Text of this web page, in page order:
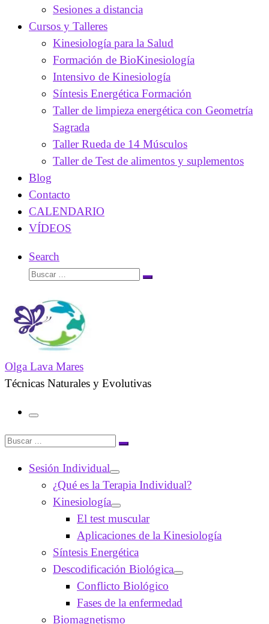
Sesiones a distancia
Cursos y Talleres
Kinesiología para la Salud
Formación de BioKinesiología
Intensivo de Kinesiología
Síntesis Energética Formación
Taller de limpieza energética con Geometría
Sagrada
Taller Rueda de 14 Músculos
Taller de Test de alimentos y suplementos
Blog
Contacto
CALENDARIO
VÍDEOS
Search
Buscar
Buscar
Olga Lava Mares
Técnicas Naturales y Evolutivas
Menú
Buscar
Buscar
Sesión Individual
¿Qué es la Terapia Individual?
Kinesiología
El test muscular
Aplicaciones de la Kinesiología
Síntesis Energética
Descodificación Biológica
Conflicto Biológico
Fases de la enfermedad
Biomagnetismo